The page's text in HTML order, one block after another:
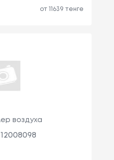
от 11639 тенге
воздуха